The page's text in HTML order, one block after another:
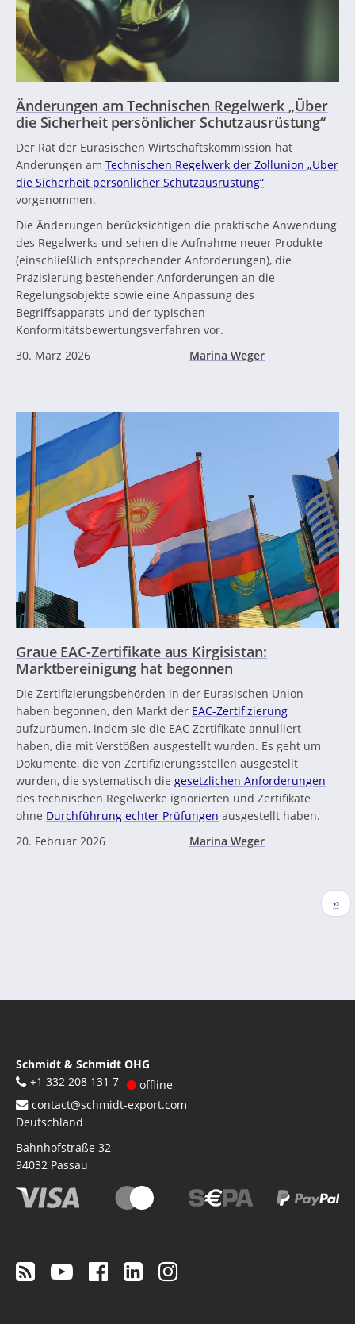
Änderungen am Technischen Regelwerk „Über
die Sicherheit persönlicher Schutzausrüstung“
Der Rat der Eurasischen Wirtschaftskommission hat
Änderungen am Technischen Regelwerk der Zollunion „Über
die Sicherheit persönlicher Schutzausrüstung“
vorgenommen.
Die Änderungen berücksichtigen die praktische Anwendung
des Regelwerks und sehen die Aufnahme neuer Produkte
(einschließlich entsprechender Anforderungen), die
Präzisierung bestehender Anforderungen an die
Regelungsobjekte sowie eine Anpassung des
Begriffsapparats und der typischen
Konformitätsbewertungsverfahren vor.
30. März 2026
Marina Weger
Graue EAC-Zertifikate aus Kirgisistan:
Marktbereinigung hat begonnen
Die Zertifizierungsbehörden in der Eurasischen Union
haben begonnen, den Markt der EAC-Zertifizierung
aufzuräumen, indem sie die EAC Zertifikate annulliert
haben, die mit Verstößen ausgestellt wurden. Es geht um
Dokumente, die von Zertifizierungsstellen ausgestellt
wurden, die systematisch die gesetzlichen Anforderungen
des technischen Regelwerke ignorierten und Zertifikate
ohne Durchführung echter Prüfungen ausgestellt haben.
20. Februar 2026
Marina Weger
››
Schmidt & Schmidt OHG
+1 332 208 131 7
offline
contact@schmidt-export.com
Deutschland
Bahnhofstraße 32
94032 Passau